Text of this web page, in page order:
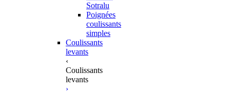
Sotralu
Poignées
coulissants
simples
Coulissants
levants
‹
Coulissants
levants
›